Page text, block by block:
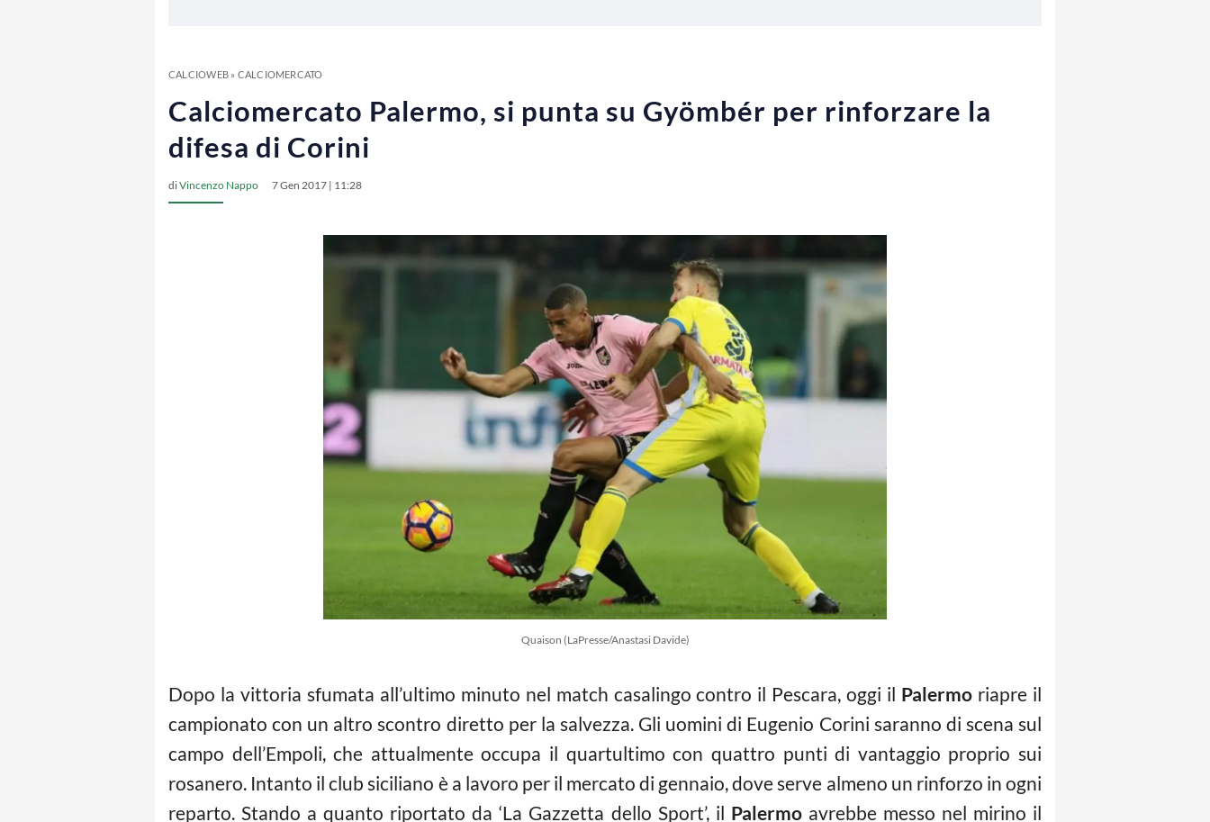
CALCIOWEB» CALCIOMERCATO
Calciomercato Palermo, si punta su Gyömbér per rinforzare la
difesa di Corini
diVincenzo Nappo 7 Gen 2017 | 11:28
Quaison (LaPresse/Anastasi Davide)
Dopo la vittoria sfumata all’ultimo minuto nel match casalingo contro il Pescara, oggi il Palermo riapre il
campionato con un altro scontro diretto per la salvezza. Gli uomini di Eugenio Corini saranno di scena sul
campo dell’Empoli, che attualmente occupa il quartultimo con quattro punti di vantaggio proprio sui
rosanero. Intanto il club siciliano è a lavoro per il mercato di gennaio, dove serve almeno un rinforzo in ogni
reparto. Stando a quanto riportato da ‘La Gazzetta dello Sport’, il Palermoavrebbe messo nel mirino il